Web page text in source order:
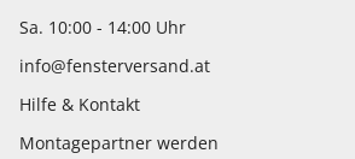
Sa. 10:00 - 14:00 Uhr
info@fensterversand.at
Hilfe & Kontakt
Montagepartner werden